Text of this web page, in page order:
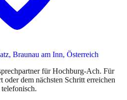
Braunau am Inn, Österreich
für Hochburg-Ach. Für
oder dem nächsten Schritt erreichen